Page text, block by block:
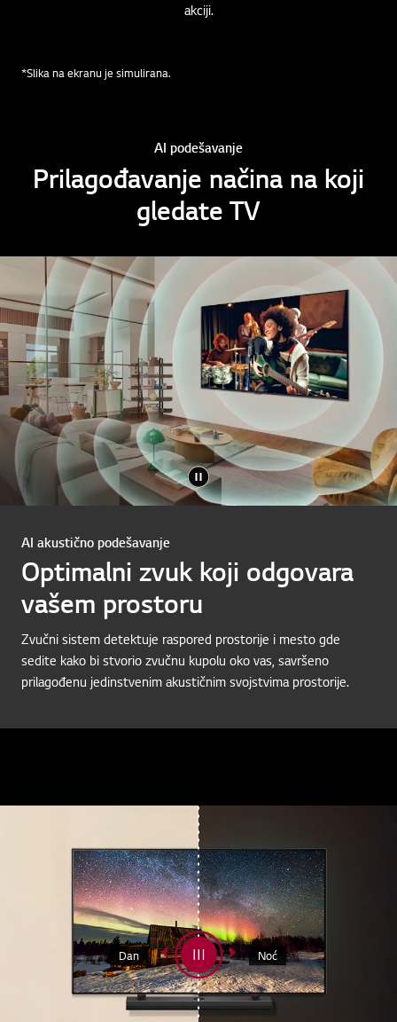
akciji.
*Slika na ekranu je simulirana.
AI podešavanje
Prilagođavanje načina na koji
gledate TV
AI akustično podešavanje
Optimalni zvuk koji odgovara
vašem prostoru
Zvučni sistem detektuje raspored prostorije i mesto gde
sedite kako bi stvorio zvučnu kupolu oko vas, savršeno
prilagođenu jedinstvenim akustičnim svojstvima prostorije.
Dan Noć